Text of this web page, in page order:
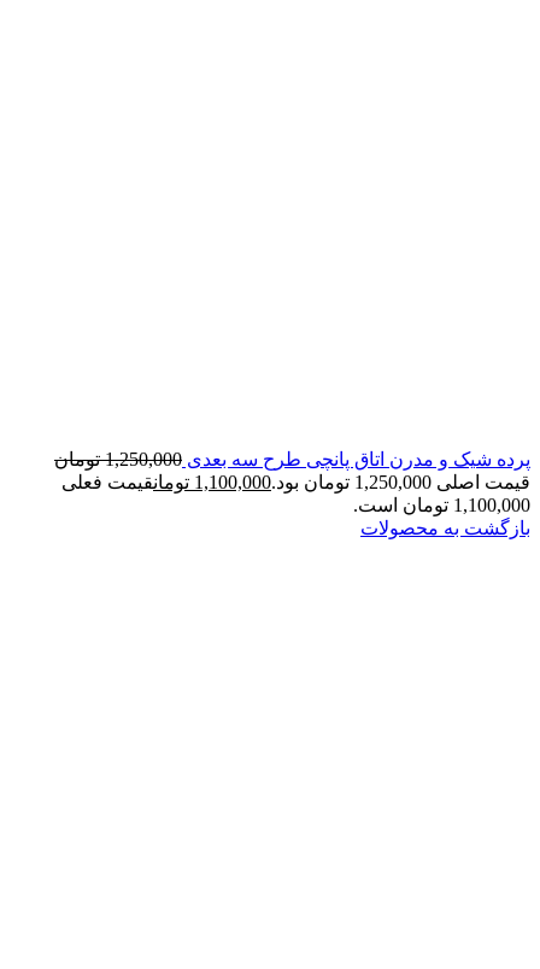
پرده شیک و مدرن اتاق پانچی طرح سه بعدی 1,250,000 تومان
قیمت اصلی 1,250,000 تومان بود.
1,100,000 تومانقیمت فعلی
1,100,000 تومان است.
بازگشت به محصولات